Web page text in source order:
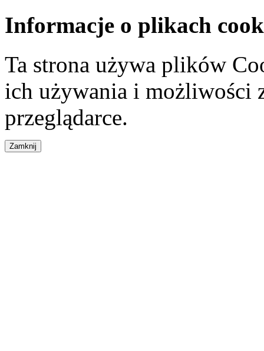
Informacje o plikach
Ta strona używa plików
ich używania i możliwości
przeglądarce.